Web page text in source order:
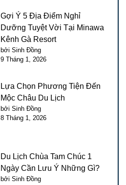
Gợi Ý 5 Địa Điểm Nghỉ
Dưỡng Tuyệt Vời Tại Minawa
Kênh Gà Resort
bởi Sinh Đồng
9 Tháng 1, 2026
Lựa Chọn Phương Tiện Đến
Mộc Châu Du Lịch
bởi Sinh Đồng
8 Tháng 1, 2026
Du Lịch Chùa Tam Chúc 1
Ngày Cần Lưu Ý Những Gì?
bởi Sinh Đồng